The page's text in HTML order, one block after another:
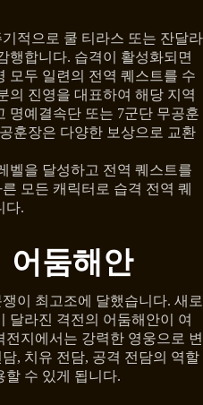
적으로 쿨 티라스 또는 잔달라
행합니다. 습격이 활성화되면
모두 일련의 전역 퀘스트를 수
의 진영을 대표하여 해당 지역
명예결속단 또는 7군단 무공훈
훈장은 다양한 보상으로 교환
벨을 달성하고 전역 퀘스트를
모든 캐릭터로 습격 전역 퀘
다.
어둠해안
이 최고조에 달했습니다. 새로
달라진 격전의 어둠해안이 여
지에서는 강력한 영웅으로 변
, 치유 전담, 공격 전담의 역할
할 수 있게 됩니다.